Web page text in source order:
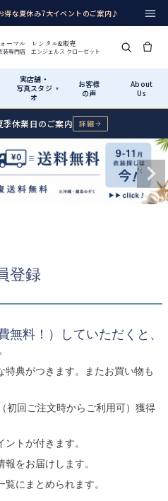
得な夏休み7大イベントのご案内♪
ーマル レンタル&販売
装専門店 エンジェルス クローゼット
実店舗・
写真スタジ
オ
▾
お客様
の声
About
Us
アイテムから探す
サイズで選ぶ →
シューズ
パニエ
シーンから探す
で絞り込む→
Wedding
フラワーガール・リングボーイ・ゲ
ご利用ガイド
実店舗・写真スタジオ
休業日のご案内 詳細
登録
無料！）していただくと、
典がつきます。またお買い物も
初回ご注文時からご利用可）獲得
トが付きます。
をお届けします。
にまとめられます。